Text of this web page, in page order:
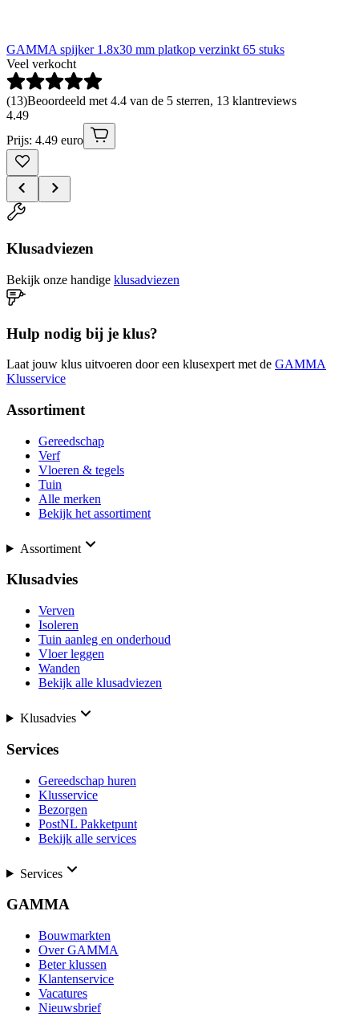
GAMMA spijker 1.8x30 mm platkop verzinkt 65 stuks
Veel verkocht
(13)Beoordeeld met 4.4 van de 5 sterren, 13 klantreviews
4.49
Prijs: 4.49 euro
Klusadviezen
Bekijk onze handige klusadviezen
Hulp nodig bij je klus?
Laat jouw klus uitvoeren door een klusexpert met de GAMMA
Klusservice
Assortiment
Gereedschap
Verf
Vloeren & tegels
Tuin
Alle merken
Bekijk het assortiment
Assortiment
Klusadvies
Verven
Isoleren
Tuin aanleg en onderhoud
Vloer leggen
Wanden
Bekijk alle klusadviezen
Klusadvies
Services
Gereedschap huren
Klusservice
Bezorgen
PostNL Pakketpunt
Bekijk alle services
Services
GAMMA
Bouwmarkten
Over GAMMA
Beter klussen
Klantenservice
Vacatures
Nieuwsbrief